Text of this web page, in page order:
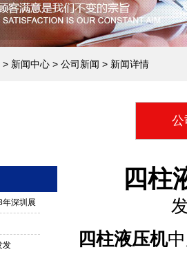
> 新闻中心 > 公司新闻 > 新闻详情
公
深圳展
发
四柱
四柱液压机